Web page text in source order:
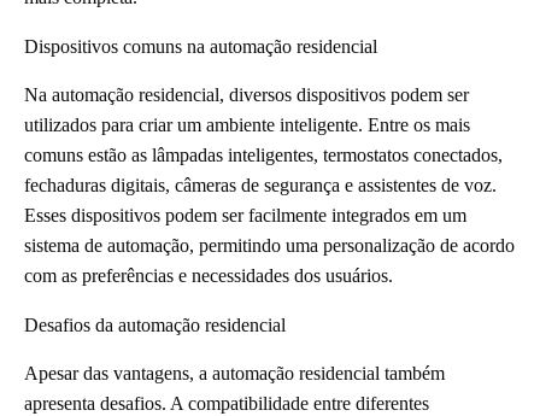
Dispositivos comuns na automação residencial
Na automação residencial, diversos dispositivos podem ser
utilizados para criar um ambiente inteligente. Entre os mais
comuns estão as lâmpadas inteligentes, termostatos conectados,
fechaduras digitais, câmeras de segurança e assistentes de voz.
Esses dispositivos podem ser facilmente integrados em um
sistema de automação, permitindo uma personalização de acordo
com as preferências e necessidades dos usuários.
Desafios da automação residencial
Apesar das vantagens, a automação residencial também
apresenta desafios. A compatibilidade entre diferentes